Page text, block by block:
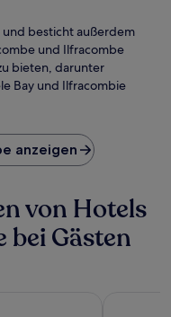
besticht außerdem
und Ilfracombe
bieten, darunter
Bay und Ilfracombie
anzeigen
von Hotels
bei Gästen